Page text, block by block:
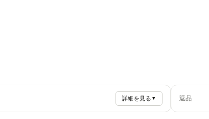
詳細を見る ▼ 返品